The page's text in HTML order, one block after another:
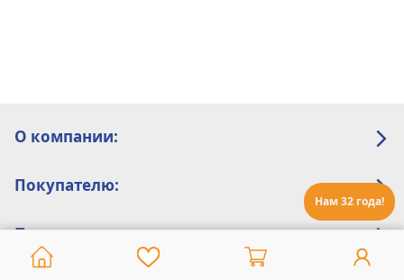
Нам 32 года!
О компании:
Покупателю:
Помощь: